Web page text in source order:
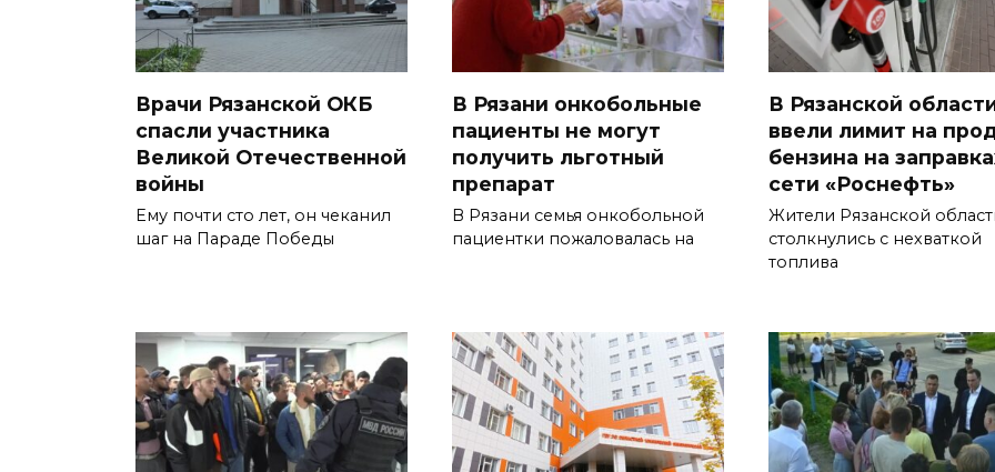
Врачи Рязанской ОКБ
спасли участника
Великой Отечественной
войны
Ему почти сто лет, он чеканил
шаг на Параде Победы
В Рязани онкобольные
пациенты не могут
получить льготный
препарат
В Рязани семья онкобольной
пациентки пожаловалась на
В Рязанской
ввели лимит на
бензина на
сети «Роснефть»
Жители Рязанской
столкнулись с нехваткой
топлива